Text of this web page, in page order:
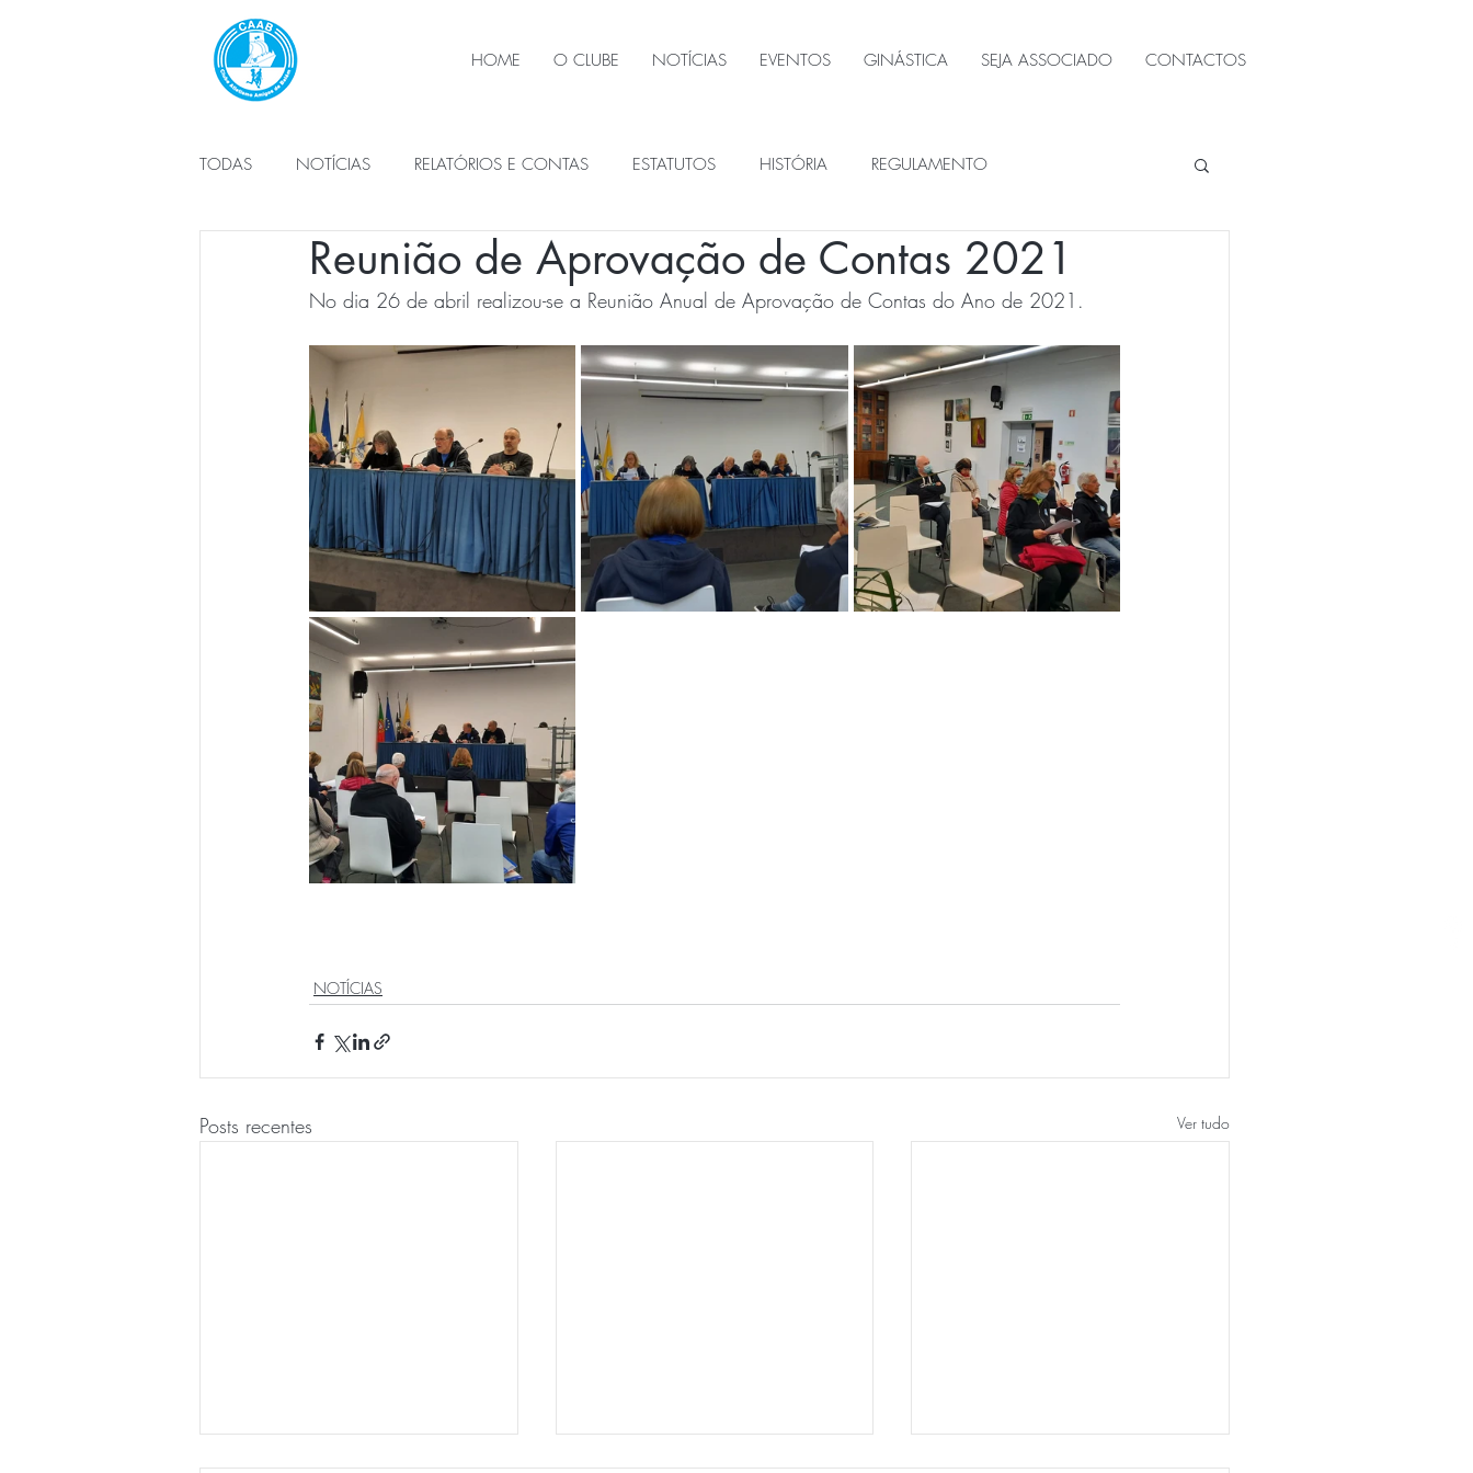
HOME O CLUBE NOTÍCIAS EVENTOS GINÁSTICA SEJA ASSOCIADO CONTACTOS
TODAS NOTÍCIAS RELATÓRIOS E CONTAS ESTATUTOS HISTÓRIA REGULAMENTO
PLANO DE ATIVIDADES ÓRGÃOS SOCIAIS
Reunião de Aprovação de Contas 2021
No dia 26 de abril realizou-se a Reunião Anual de Aprovação de Contas do Ano de 2021.
NOTÍCIAS
Posts recentes Ver tudo